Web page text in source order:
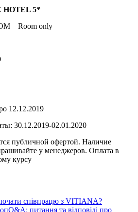
HOTEL 5*
Room only
12.12.2019
30.12.2019-02.01.2020
публичной офертой. Наличие
у менеджеров. Оплата в
курсу
співпрацю з VITIANA?
Q&A: питання та відповіді про